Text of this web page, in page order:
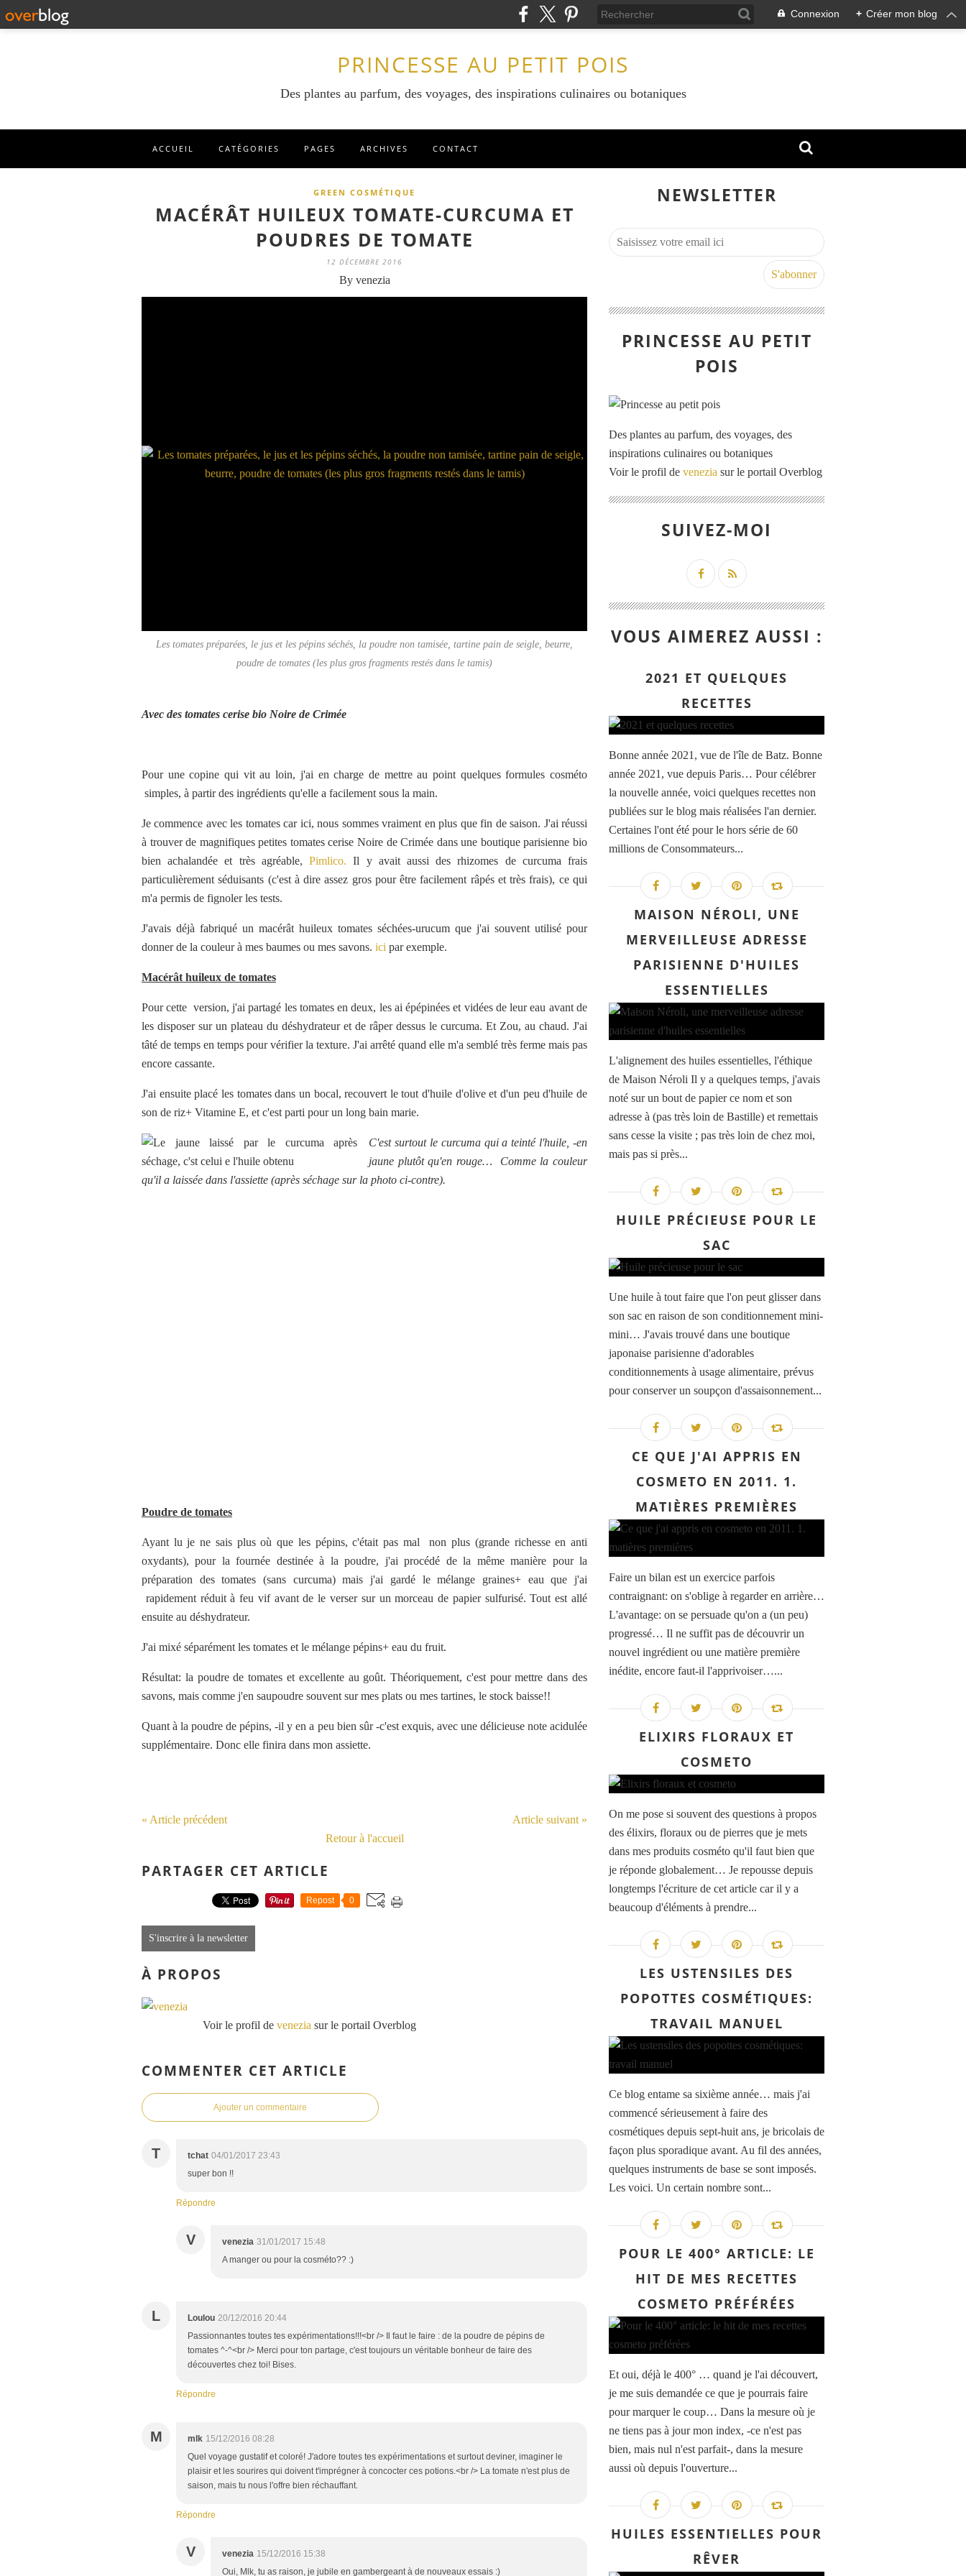
Connexion + Créer mon blog
PRINCESSE AU PETIT POIS
Des plantes au parfum, des voyages, des inspirations culinaires ou botaniques
ACCUEIL CATÉGORIES PAGES ARCHIVES CONTACT
GREEN COSMÉTIQUE
MACÉRÂT HUILEUX TOMATE-CURCUMA ET
POUDRES DE TOMATE
12 DÉCEMBRE 2016
By venezia
Les tomates préparées, le jus et les pépins séchés, la poudre non tamisée, tartine pain de seigle, beurre,
poudre de tomates (les plus gros fragments restés dans le tamis)
Avec des tomates cerise bio Noire de Crimée
Pour une copine qui vit au loin, j'ai en charge de mettre au point quelques formules cosméto
simples, à partir des ingrédients qu'elle a facilement sous la main.
Je commence avec les tomates car ici, nous sommes vraiment en plus que fin de saison. J'ai réussi
à trouver de magnifiques petites tomates cerise Noire de Crimée dans une boutique parisienne bio
bien achalandée et très agréable,Pimlico. Il y avait aussi des rhizomes de curcuma frais
particulièrement séduisants (c'est à dire assez gros pour être facilement râpés et très frais), ce qui
m'a permis de fignoler les tests.
J'avais déjà fabriqué un macérât huileux tomates séchées-urucum que j'ai souvent utilisé pour
donner de la couleur à mes baumes ou mes savons. ici par exemple.
Macérât huileux de tomates
Pour cette version, j'ai partagé les tomates en deux, les ai épépinées et vidées de leur eau avant de
les disposer sur un plateau du déshydrateur et de râper dessus le curcuma. Et Zou, au chaud. J'ai
tâté de temps en temps pour vérifier la texture. J'ai arrêté quand elle m'a semblé très ferme mais pas
encore cassante.
J'ai ensuite placé les tomates dans un bocal, recouvert le tout d'huile d'olive et d'un peu d'huile de
son de riz+ Vitamine E, et c'est parti pour un long bain marie.
C'est surtout le curcuma qui a teinté l'huile, -en
jaune plutôt qu'en rouge… Comme la couleur
qu'il a laissée dans l'assiette (après séchage sur la photo ci-contre).
Poudre de tomates
Ayant lu je ne sais plus où que les pépins, c'était pas mal non plus (grande richesse en anti
oxydants), pour la fournée destinée à la poudre, j'ai procédé de la même manière pour la
préparation des tomates (sans curcuma) mais j'ai gardé le mélange graines+ eau que j'ai
rapidement réduit à feu vif avant de le verser sur un morceau de papier sulfurisé. Tout est allé
ensuite au déshydrateur.
J'ai mixé séparément les tomates et le mélange pépins+ eau du fruit.
Résultat: la poudre de tomates et excellente au goût. Théoriquement, c'est pour mettre dans des
savons, mais comme j'en saupoudre souvent sur mes plats ou mes tartines, le stock baisse!!
Quant à la poudre de pépins, -il y en a peu bien sûr -c'est exquis, avec une délicieuse note acidulée
supplémentaire. Donc elle finira dans mon assiette.
« Article précédent
Article suivant »
Retour à l'accueil
PARTAGER CET ARTICLE
Repost 0
S'inscrire à la newsletter
À PROPOS
Voir le profil de venezia sur le portail Overblog
COMMENTER CET ARTICLE
Ajouter un commentaire
T tchat 04/01/2017 23:43
super bon !!
Répondre
V venezia 31/01/2017 15:48
A manger ou pour la cosméto?? :)
L Loulou 20/12/2016 20:44
Passionnantes toutes tes expérimentations!!!<br /> Il faut le faire : de la poudre de pépins de
tomates ^-^<br /> Merci pour ton partage, c'est toujours un véritable bonheur de faire des
découvertes chez toi! Bises.
Répondre
M mlk 15/12/2016 08:28
Quel voyage gustatif et coloré! J'adore toutes tes expérimentations et surtout deviner, imaginer le
plaisir et les sourires qui doivent t'imprégner à concocter ces potions.<br /> La tomate n'est plus de
saison, mais tu nous l'offre bien réchauffant.
Répondre
V venezia 15/12/2016 15:38
Oui, Mlk, tu as raison, je jubile en gambergeant à de nouveaux essais :)
NEWSLETTER
PRINCESSE AU PETIT
POIS
Des plantes au parfum, des voyages, des
inspirations culinaires ou botaniques
Voir le profil de venezia sur le portail Overblog
SUIVEZ-MOI
VOUS AIMEREZ AUSSI :
2021 ET QUELQUES
RECETTES
Bonne année 2021, vue de l'île de Batz. Bonne
année 2021, vue depuis Paris… Pour célébrer
la nouvelle année, voici quelques recettes non
publiées sur le blog mais réalisées l'an dernier.
Certaines l'ont été pour le hors série de 60
millions de Consommateurs...
MAISON NÉROLI, UNE
MERVEILLEUSE ADRESSE
PARISIENNE D'HUILES
ESSENTIELLES
L'alignement des huiles essentielles, l'éthique
de Maison Néroli Il y a quelques temps, j'avais
noté sur un bout de papier ce nom et son
adresse à (pas très loin de Bastille) et remettais
sans cesse la visite ; pas très loin de chez moi,
mais pas si près...
HUILE PRÉCIEUSE POUR LE
SAC
Une huile à tout faire que l'on peut glisser dans
son sac en raison de son conditionnement mini-
mini… J'avais trouvé dans une boutique
japonaise parisienne d'adorables
conditionnements à usage alimentaire, prévus
pour conserver un soupçon d'assaisonnement...
CE QUE J'AI APPRIS EN
COSMETO EN 2011. 1.
MATIÈRES PREMIÈRES
Faire un bilan est un exercice parfois
contraignant: on s'oblige à regarder en arrière…
L'avantage: on se persuade qu'on a (un peu)
progressé… Il ne suffit pas de découvrir un
nouvel ingrédient ou une matière première
inédite, encore faut-il l'apprivoiser…...
ELIXIRS FLORAUX ET
COSMETO
On me pose si souvent des questions à propos
des élixirs, floraux ou de pierres que je mets
dans mes produits cosméto qu'il faut bien que
je réponde globalement… Je repousse depuis
longtemps l'écriture de cet article car il y a
beaucoup d'éléments à prendre...
LES USTENSILES DES
POPOTTES COSMÉTIQUES:
TRAVAIL MANUEL
Ce blog entame sa sixième année… mais j'ai
commencé sérieusement à faire des
cosmétiques depuis sept-huit ans, je bricolais de
façon plus sporadique avant. Au fil des années,
quelques instruments de base se sont imposés.
Les voici. Un certain nombre sont...
POUR LE 400° ARTICLE: LE
HIT DE MES RECETTES
COSMETO PRÉFÉRÉES
Et oui, déjà le 400° … quand je l'ai découvert,
je me suis demandée ce que je pourrais faire
pour marquer le coup… Dans la mesure où je
ne tiens pas à jour mon index, -ce n'est pas
bien, mais nul n'est parfait-, dans la mesure
aussi où depuis l'ouverture...
HUILES ESSENTIELLES POUR
RÊVER